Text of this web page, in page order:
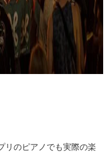
リのピアノでも実際の楽